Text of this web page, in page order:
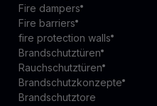
Fire dampers
Fire barriers
fire protection walls
Brandschutztüren
Rauchschutztüren
Brandschutzkonzepte
Brandschutztore